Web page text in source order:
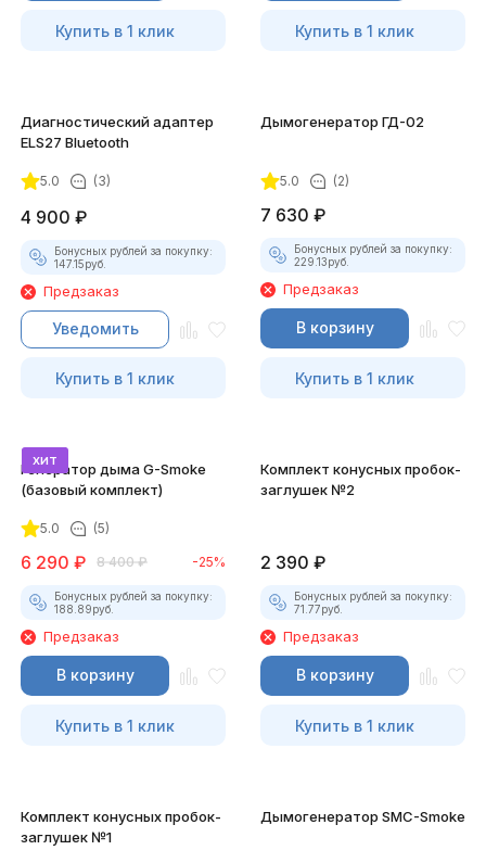
Купить в 1 клик Купить в 1 клик
Диагностический адаптер
ELS27 Bluetooth
5.0 (3)
4 900 ₽
Бонусных рублей за покупку:
147.15руб.
Предзаказ
Уведомить
Купить в 1 клик
Дымогенератор ГД-02
5.0 (2)
7 630 ₽
Бонусных рублей за покупку:
229.13руб.
Предзаказ
В корзину
Купить в 1 клик
хит
Генератор дыма G-Smoke
(базовый комплект)
5.0 (5)
6 290 ₽ 8 400 ₽ -25%
Бонусных рублей за покупку:
188.89руб.
Предзаказ
В корзину
Купить в 1 клик
Комплект конусных пробок-
заглушек №2
2 390 ₽
Бонусных рублей за покупку:
71.77руб.
Предзаказ
В корзину
Купить в 1 клик
Комплект конусных пробок-
заглушек №1
Дымогенератор SMC-Smoke